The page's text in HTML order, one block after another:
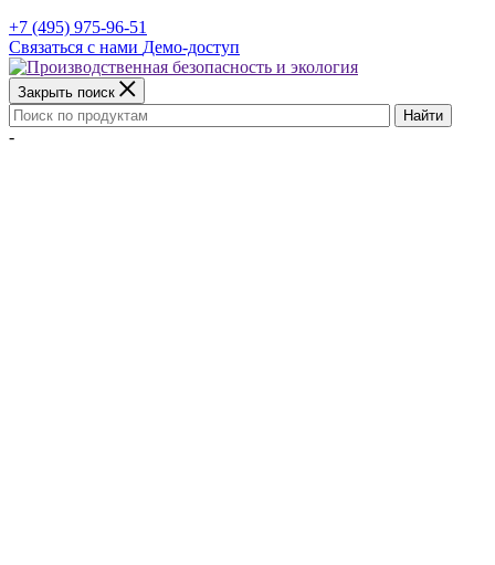
+7 (495) 975-96-51
Связаться с нами Демо-доступ
Закрыть поиск
Найти
-